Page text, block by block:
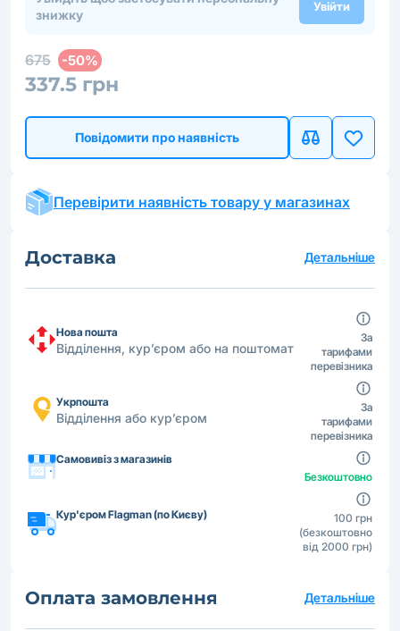
знижку
Увійти
675 -50%
337.5 грн
Повідомити про наявність
Перевірити наявність товару у магазинах
Доставка Детальніше
Нова пошта
Відділення, кур’єром або на поштомат
За
тарифами
перевізника
Укрпошта
Відділення або кур’єром
За
тарифами
перевізника
Самовивіз з магазинів
Безкоштовно
Кур'єром Flagman (по Києву)
100 грн
(безкоштовно
від 2000 грн)
Оплата замовлення Детальніше